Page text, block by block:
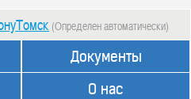
(Определен автоматически)
Документы
О нас